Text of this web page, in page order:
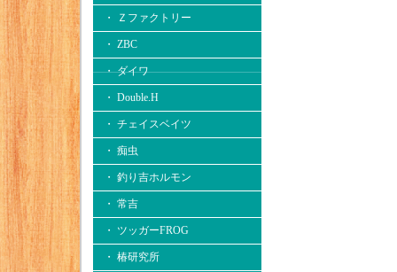
・ Ｚファクトリー
・ ZBC
・ ダイワ
・ Double.H
・ チェイスベイツ
・ 痴虫
・ 釣り吉ホルモン
・ 常吉
・ ツッガーFROG
・ 椿研究所